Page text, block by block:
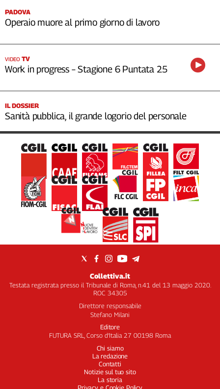
PADOVA
Operaio muore al primo giorno di lavoro
VIDEO TV
Work in progress – Stagione 6 Puntata 25
IL DOSSIER
Sanità pubblica, il grande logorio del personale
Collettiva.it
Testata registrata presso il Tribunale di Roma, n.41 del 13 maggio 2020.
ROC 34305
Direttore responsabile
Stefano Milani
Editore
FUTURA SRL, Corso d’Italia 27 00198 Roma
Chi siamo
La redazione
Contatti
Notizie sul tuo sito
La storia